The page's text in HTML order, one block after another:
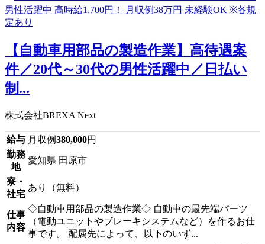
【自動車用部品の製造作業】高待遇案
件／20代～30代の男性活躍中／日払い
制...
株式会社BREXA Next
給与 月収例380,000円
勤務
地
愛知県 田原市
寮・
社宅
あり（無料）
仕事
内容
◇自動車用部品の製造作業◇ 自動車の最先端パーツ
（電動ユニットやブレーキシステムなど）を作るお仕
事です。 配属先によって、以下のいず...